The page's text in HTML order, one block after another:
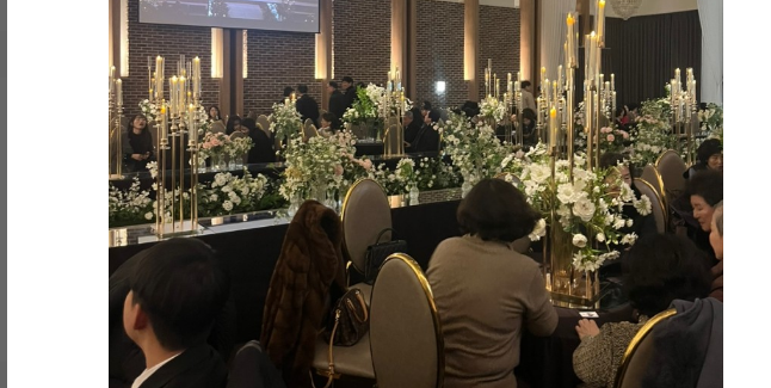
아직 사람이 없는 시간이라
한산하고 넓어보여요
입구쪽에는 맥주와 와인이 배치 되어있는데
무제한 제공이랍니다!
마음 편하게 드실 수 있어서 좋았어요!
자, 이제 가장 중요한 건 역시 음식 맛이겠죠?
디저트 코너
입장하면 바로 보이는 디저트 코너에요.
투어 때 '저희 디저트 맛집이에요~' 하고
자부심뿜뿜 하셨는데,
받았습니다.
여자친구가 퍼스널 컬러가 봄웜톤이라 과한비즈보다는 실
크쪽 드레스가 잘 어울릴것같아서 어두운 홀의 예식장을
제외했고 꽃이많은 밝은 홀이나 따뜻한 느낌에 브라운색이
있는 채플 느낌이 어울릴것같다는 생각을 했는데 개인적으
로 제가 다녀와본 채플풍의 식장은 버진로드가 하객들좌석
과 같은 높이에 있다보니 주인공인 여자친구가 잘 안보일
것같아서 아쉬울것 같았습니다. 위더스의 아모르홀은 보자
마자 높은 층고와 다른 예식장처럼 버진로드와 죄석과의
단차가 있었고 플라워 장식, 샹들리에가 많아 화려하고 웅
장한 느낌도 가지고 갈 수 있어서 딱 여기다!!! 라는 생각이
들었습니다.
양승모, 황새미 2026-08-08 8명 읽음 0
결혼 준비를 시작하면서 생각보다 알아봐야 할 것도 많고
업체를 선택하는 과정도 쉽지 않았는데, 여러 곳을 비교해
본 후 상담을 받아보니 왜 많은 분들이 선택하는지 알 것
같았습니다. 처음 상담할 때부터 친절하고 편안한 분위기
에서 진행해 주셔서 부담 없이 궁금한 점들을 물어볼 수 있
었고, 제가 잘 몰랐던 부분까지 하나하나 자세하게 설명해
주셔서 이해하기 쉬웠습니다. 단순히 계약을 권유하기보다
는 저희가 원하는 스타일과 예산을 고려해서 필요한 부분
더 보기